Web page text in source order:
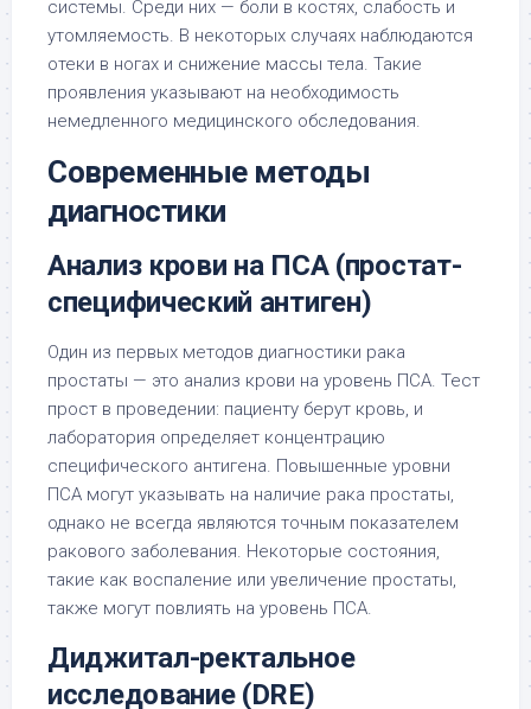
системы. Среди них — боли в костях, слабость и
утомляемость. В некоторых случаях наблюдаются
отеки в ногах и снижение массы тела. Такие
проявления указывают на необходимость
немедленного медицинского обследования.
Современные методы
диагностики
Анализ крови на ПСА (простат-
специфический антиген)
Один из первых методов диагностики рака
простаты — это анализ крови на уровень ПСА. Тест
прост в проведении: пациенту берут кровь, и
лаборатория определяет концентрацию
специфического антигена. Повышенные уровни
ПСА могут указывать на наличие рака простаты,
однако не всегда являются точным показателем
ракового заболевания. Некоторые состояния,
такие как воспаление или увеличение простаты,
также могут повлиять на уровень ПСА.
Диджитал-ректальное
исследование (DRE)